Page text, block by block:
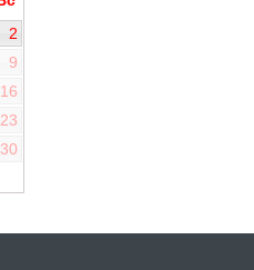
2
9
16
23
30